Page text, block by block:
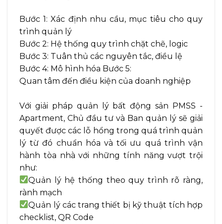
Bước 1: Xác định nhu cầu, mục tiêu cho quy
trình quản lý
Bước 2: Hệ thống quy trình chặt chẽ, logic
Bước 3: Tuân thủ các nguyên tắc, điều lệ
Bước 4: Mô hình hóa Bước 5:
Quan tâm đến điều kiện của doanh nghiệp
Với giải pháp quản lý bất động sản PMSS -
Apartment, Chủ đầu tư và Ban quản lý sẽ giải
quyết được các lỗ hổng trong quá trình quản
lý từ đó chuẩn hóa và tối ưu quá trình vận
hành tòa nhà với những tính năng vượt trội
như:
Quản lý hệ thống theo quy trình rõ ràng,
rành mạch
Quản lý các trang thiết bị kỹ thuật tích hợp
checklist, QR Code